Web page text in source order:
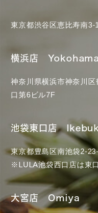
東京都渋谷区恵比寿南
横浜店
神奈川県横浜市神奈川
口第6ビル7F
池袋東口店
東京都豊島区南池袋2-
※LULA池袋西口店は東
大宮店 Omiya